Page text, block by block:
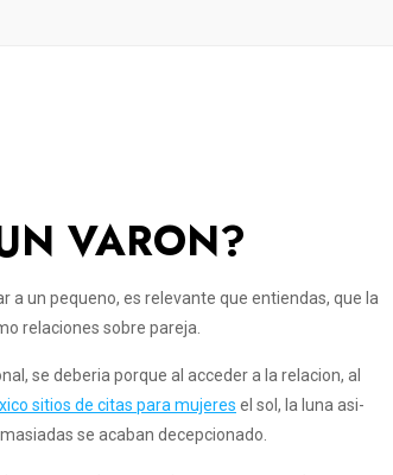
VARON?
a un pequeno, es relevante que entiendas, que la
relaciones sobre pareja.
se deberia porque al acceder a la relacion, al
sitios de citas para mujeres el sol, la luna asi­
se acaban decepcionado.